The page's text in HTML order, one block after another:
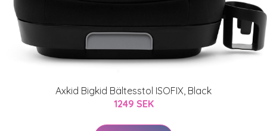
Axkid Bigkid Bältesstol ISOFIX, Black
1249 SEK